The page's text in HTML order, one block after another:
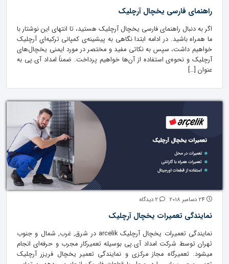
راهنمای فارسی یخچال آرچلیک
اگر به دنبال راهنمای فارسی یخچال آرچلیک هستید، تا انتهای این نوشتار با
ما همراه باشید. در ادامه ابتدا نگاهی به پیشینه‌ی کمپانی ترکیه‌ایِ آرچلیک
خواهیم داشت، سپس به نکاتی مفید و مختصر در مورد ایمنی یخچال‌های
آرچلیک و نحوه‌ی استفاده از آن‌ها خواهیم پرداخت. ضمناً امداد آی.پی به
عنوان […]
نمایندگی تعمیرات یخچال آرچلیک
نمایندگی تعمیرات یخچال آرچلیک arcelik در شرق, غرب, شمال و جنوب
تهران توسط شرکت امداد آی.پی بوسیله تعمیرکار مجرب و حرفه‌ای انجام
میشود. تعمیرگاه مجاز مرکزی و نمایندگی تعمیر یخچال فریزر آرچلیک